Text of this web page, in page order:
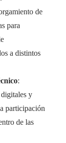
de
para
a distintos
:
y
participación
de las